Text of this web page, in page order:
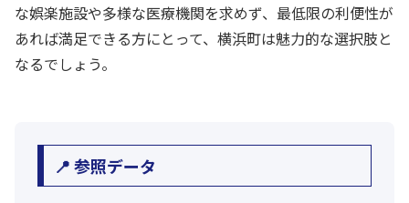
な娯楽施設や多様な医療機関を求めず、最低限の利便性が
あれば満足できる方にとって、横浜町は魅力的な選択肢と
なるでしょう。
📍 参照データ